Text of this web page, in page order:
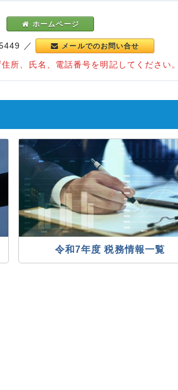
ホームページ
／ メールでのお問い合せ
所、氏名、電話番号を明記してください。
令和7年度 税務情報一覧